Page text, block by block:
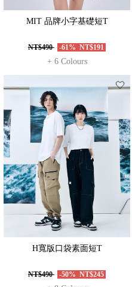
MIT 品牌小字基礎短T
NT$490 -61% NT$191
+ 6 Colours
H寬版口袋素面短T
NT$490 -50% NT$245